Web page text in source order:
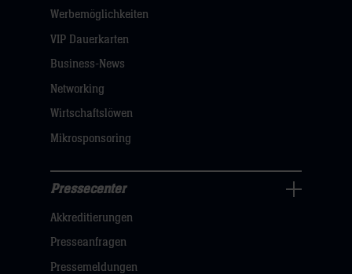
öffnen,
dann
klicken
Werbemöglichkeiten
VIP Dauerkarten
Business-News
Networking
Wirtschaftslöwen
Mikrosponsoring
Navigation
öffnen,
dann
Pressecenter
Akkreditierungen
Presseanfragen
Pressemeldungen